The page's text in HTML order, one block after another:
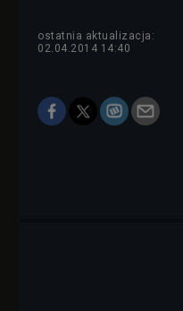
ostatnia aktualizacja:
02.04.2014 14:40